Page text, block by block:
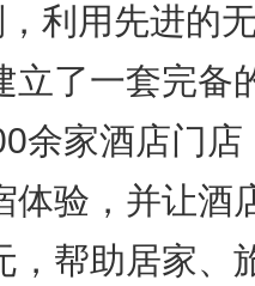
，利用先进的
立了一套完
余家酒店门
体验，并让酒
，帮助居家、